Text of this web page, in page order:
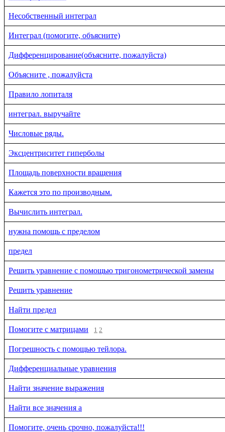
Несобственный интеграл
Интеграл (помогите, объясните)
Дифференцирование(объясните, пожалуйста)
Объясните , пожалуйста
Правило лопиталя
интеграл. выручайте
Числовые ряды.
Эксцентриситет гиперболы
Площадь поверхности вращения
Кажется это по производным.
Вычислить интеграл.
нужна помощь с пределом
предел
Решить уравнение с помощью тригонометрической замены
Решить уравнение
Найти предел
Помогите с матрицами 1 2
Погрешность с помощью тейлора.
Дифференциальные уравнения
Найти значение выражения
Найти все значения a
Помогите, очень срочно, пожалуйста!!!